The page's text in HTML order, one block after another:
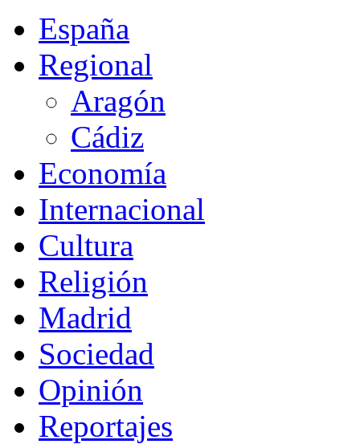
España
Regional
Aragón
Cádiz
Economía
Internacional
Cultura
Religión
Madrid
Sociedad
Opinión
Reportajes